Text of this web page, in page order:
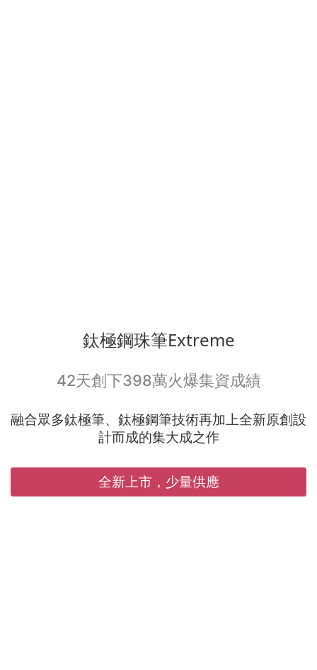
鈦極鋼珠筆Extreme
42天創下398萬火爆集資成績
融合眾多鈦極筆、鈦極鋼筆技術再加上全新原創設
計而成的集大成之作
全新上市，少量供應